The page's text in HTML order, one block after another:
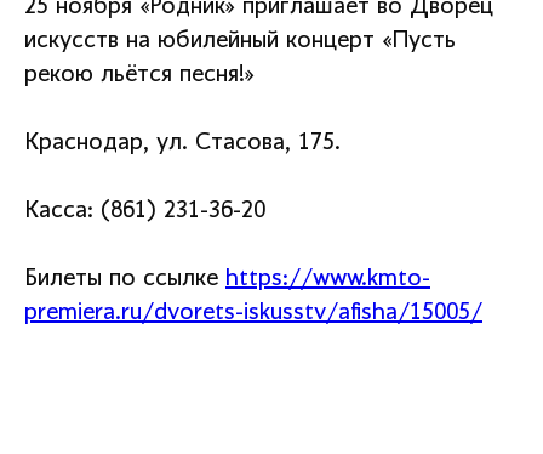
25 ноября «Родник» приглашает во Дворец
искусств на юбилейный концерт «Пусть
рекою льётся песня!»
Краснодар, ул. Стасова, 175.
Касса: (861) 231-36-20
Билеты по ссылке https://www.kmto-
premiera.ru/dvorets-iskusstv/afisha/15005/